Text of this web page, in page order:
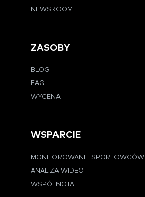
NEWSROOM
ZASOBY
BLOG
FAQ
WYCENA
WSPARCIE
MONITOROWANIE SPORTOWCÓW
ANALIZA WIDEO
WSPÓLNOTA